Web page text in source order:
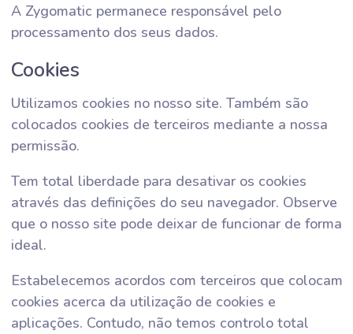
A Zygomatic permanece responsável pelo
processamento dos seus dados.
Cookies
Utilizamos cookies no nosso site. Também são
colocados cookies de terceiros mediante a nossa
permissão.
Tem total liberdade para desativar os cookies
através das definições do seu navegador. Observe
que o nosso site pode deixar de funcionar de forma
ideal.
Estabelecemos acordos com terceiros que colocam
cookies acerca da utilização de cookies e
aplicações. Contudo, não temos controlo total